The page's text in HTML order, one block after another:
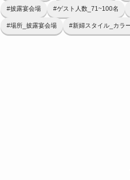
#披露宴会場 #ゲスト人数_71~100名
#場所_披露宴会場 #新婦スタイル_カラ